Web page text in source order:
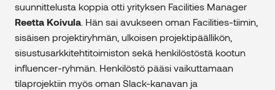
suunnittelusta koppia otti yrityksen Facilities Manager
Reetta Koivula . Hän sai avukseen oman Facilities-tiimin,
sisäisen projektiryhmän, ulkoisen projektipäällikön,
sisustusarkkitehtitoimiston sekä henkilöstöstä kootun
influencer-ryhmän. Henkilöstö pääsi vaikuttamaan
tilaprojektiin myös oman Slack-kanavan ja